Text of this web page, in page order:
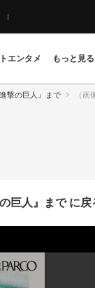
エンタメ もっと見る
撃の巨人』まで （
巨人』まで に戻